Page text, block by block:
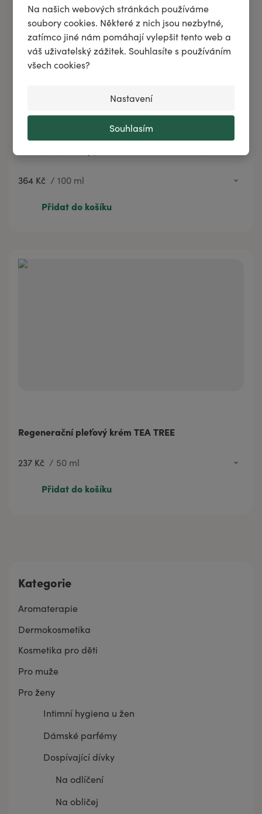
Na našich webových stránkách používáme
soubory cookies. Některé z nich jsou nezbytné,
zatímco jiné nám pomáhají vylepšit tento web a
váš uživatelský zážitek. Souhlasíte s používáním
všech cookies?
Nastavení
Souhlasím
364 Kč / 100 ml
364 Kč
100 ml
Přidat do košíku
Regenerační pleťový krém TEA TREE
237 Kč / 50 ml
237 Kč
50 ml
Přidat do košíku
Kategorie
Aromaterapie
Dermokosmetika
Kosmetika pro děti
Pro muže
Pro ženy
Intimní hygiena u žen
Dámské parfémy
Dospívající dívky
Na odlíčení
Na obličej